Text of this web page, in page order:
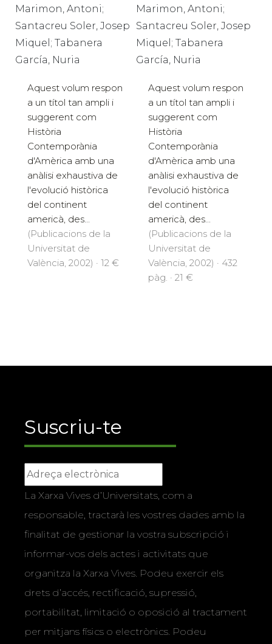
Marimon, Antoni;
Santacreu Soler, Josep
Miquel; Tabanera
García, Nuria
Aquest volum respon
a un títol tan ampli i
suggerent com
Història
Contemporània
d'Amèrica amb una
anàlisi exhaustiva de
l'evolució històrica
del continent
americà, des...
(Publicacions de la
Universitat de
València, 2002) · 12 €
Marimon, Antoni;
Santacreu Soler, Josep
Miquel; Tabanera
García, Nuria
Aquest volum respon
a un títol tan ampli i
suggerent com
Història
Contemporània
d'Amèrica amb una
anàlisi exhaustiva de
l'evolució històrica
del continent
americà, des...
(Publicacions de la
Universitat de
València, 2002) · 432
pàg. · 21 €
Suscriu-te
La Xarxa Vives d’Universitats, com a
responsable, tractarà les vostres dades amb la
finalitat de gestionar la vostra subscripció i
informar-vos dels actes i activitats que
organitza la Xarxa Vives. Podeu exercir els
drets d’accés, rectificació, supressió,
portabilitat, limitació o oposició al tractament
per mitjans físics o electrònics. Podeu